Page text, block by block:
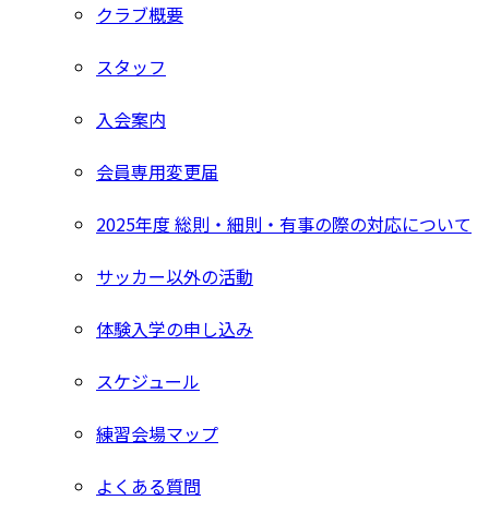
クラブ概要
スタッフ
入会案内
会員専用変更届
2025年度 総則・細則・有事の際の対応について
サッカー以外の活動
体験入学の申し込み
スケジュール
練習会場マップ
よくある質問